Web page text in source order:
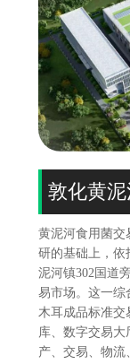
敦化黄
黄泥河食用菌交
研的基础上，依
泥河镇302国道
易市场。这一综
木耳成品标准交
库、数字交易大
产、交易、物